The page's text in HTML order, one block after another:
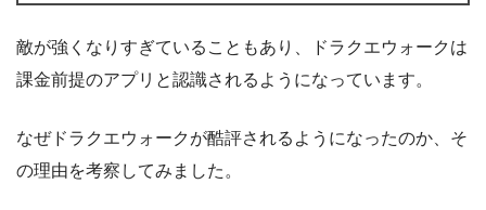
敵が強くなりすぎていることもあり、ドラクエウォークは
課金前提のアプリと認識されるようになっています。
なぜドラクエウォークが酷評されるようになったのか、そ
の理由を考察してみました。